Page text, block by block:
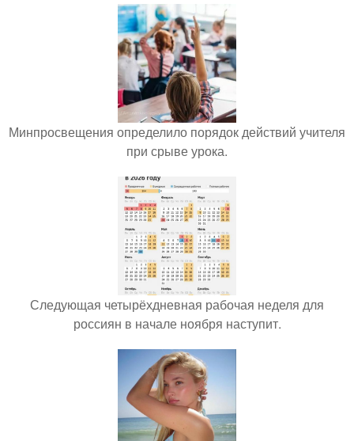
Минпросвещения определило порядок действий учителя
при срыве урока.
Следующая четырёхдневная рабочая неделя для
россиян в начале ноября наступит.